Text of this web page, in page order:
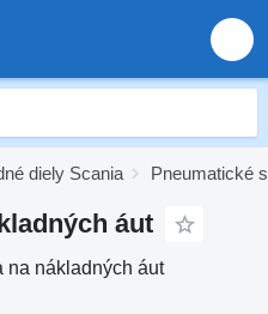
diely Scania Pneumatické
áut
na nákladných áut